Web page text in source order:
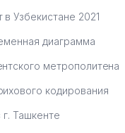
Узбекистане 2021
диаграмма
метрополитена
кодирования
Ташкенте